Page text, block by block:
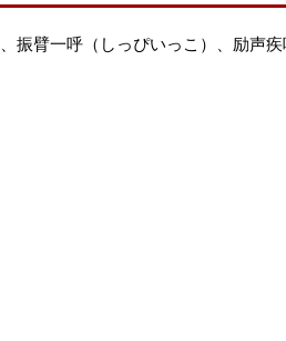
振臂一呼（しっぴいっこ）、励声